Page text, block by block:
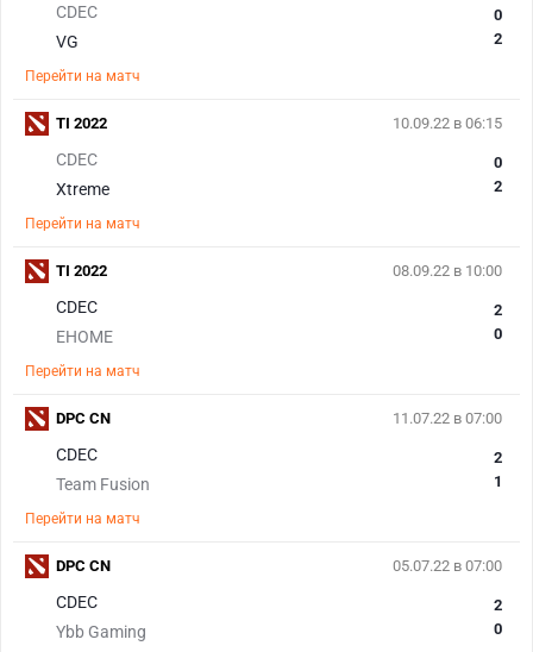
CDEC
VG
0
2
Перейти на матч
10.09.22 в 06:15
CDEC
Xtreme
0
2
Перейти на матч
TI 2022
08.09.22 в 10:00
CDEC
EHOME
2
0
Перейти на матч
TI 2022
11.07.22 в 07:00
CDEC
Team Fusion
2
1
Перейти на матч
DPC CN
05.07.22 в 07:00
CDEC
Ybb Gaming
2
0
DPC CN